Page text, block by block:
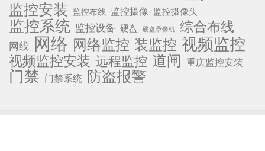
监控安装 监控布线 监控摄像 监控摄像头
监控系统 监控设备 硬盘 硬盘录像机 综合布线
网线 网络 网络监控 装监控 视频监控
视频监控安装 远程监控 道闸 重庆监控安装
门禁 门禁系统 防盗报警